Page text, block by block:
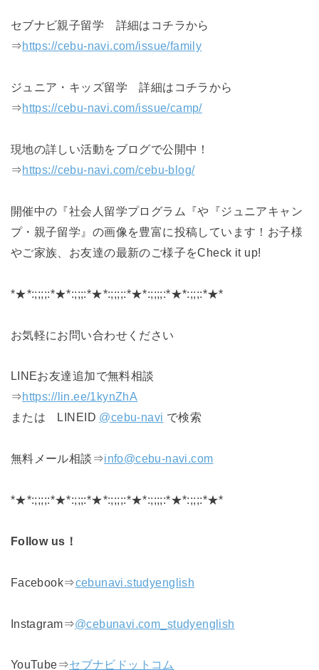
セブナビ親子留学 詳細はコチラから
⇒https://cebu-navi.com/issue/family
ジュニア・キッズ留学 詳細はコチラから
⇒https://cebu-navi.com/issue/camp/
現地の詳しい活動‍‍‍をブログで公開中！
⇒https://cebu-navi.com/cebu-blog/
開催中の『社会人留学プログラム『や『ジュニアキャン
プ・親子留学』の画像を豊富に投稿しています！お子様
やご家族、お友達の最新のご様子をCheck it up!
*★*:;;;;:*★*:;;;:*★*:;;;;:*★*:;;;;:*★*:;;;:*★*
お気軽にお問い合わせください
LINEお友達追加で無料相談
⇒https://lin.ee/1kynZhA
または LINEID @cebu-navi で検索
無料メール相談⇒info@cebu-navi.com
*★*:;;;;:*★*:;;;:*★*:;;;;:*★*:;;;;:*★*:;;;:*★*
Follow us！
Facebook⇒cebunavi.studyenglish
Instagram⇒@cebunavi.com_studyenglish
YouTube⇒セブナビドットコム